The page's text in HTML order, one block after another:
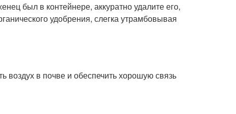
был в контейнере, аккуратно удалите его,
удобрения, слегка утрамбовывая
воздух в почве и обеспечить хорошую связь